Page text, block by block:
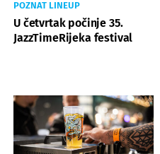
POZNAT LINEUP
U četvrtak počinje 35.
JazzTimeRijeka festival